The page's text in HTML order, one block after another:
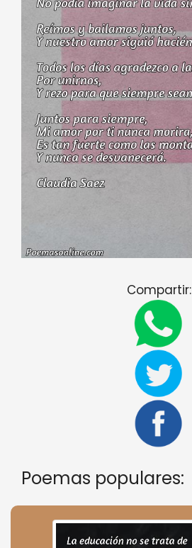
Compartir:
Poemas populares: